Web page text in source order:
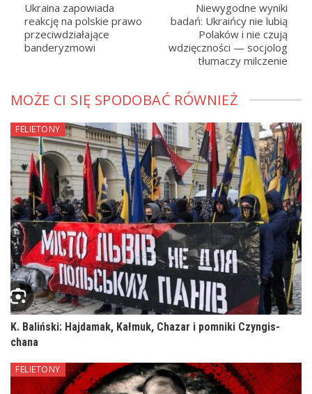
Ukraina zapowiada
reakcję na polskie prawo
przeciwdziałające
banderyzmowi
Niewygodne wyniki
badań: Ukraińcy nie lubią
Polaków i nie czują
wdzięczności — socjolog
tłumaczy milczenie
MOŻE CI SIĘ SPODOBAĆ RÓWNIEŻ
FELIETONY
K. Baliński: Hajdamak, Kałmuk, Chazar i pomniki Czyngis-
chana
FELIETONY